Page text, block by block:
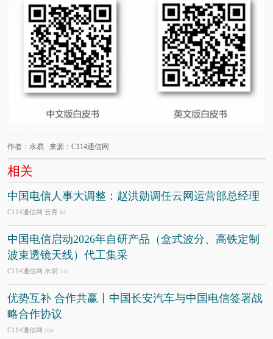
作者：水易 来源：C114通信网
相关
中国电信人事大调整：赵洪勋调任云网运营部总经理
C114通信网 云青 8/2
中国电信启动2026年自研产品（盒式波分、高铁定制
波束透镜天线）代工集采
C114通信网 水易 7/27
优势互补 合作共赢丨中国长安汽车与中国电信签署战
略合作协议
C114通信网 7/24